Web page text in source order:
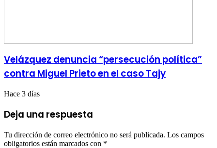
Velázquez denuncia “persecución política”
contra Miguel Prieto en el caso Tajy
Hace 3 días
Deja una respuesta
Tu dirección de correo electrónico no será publicada. Los campos
obligatorios están marcados con *